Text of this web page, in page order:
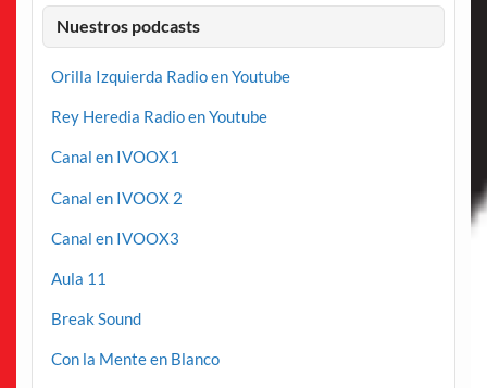
Nuestros podcasts
Orilla Izquierda Radio en Youtube
Rey Heredia Radio en Youtube
Canal en IVOOX1
Canal en IVOOX 2
Canal en IVOOX3
Aula 11
Break Sound
Con la Mente en Blanco